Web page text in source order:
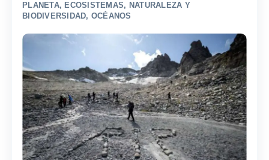
PLANETA, ECOSISTEMAS, NATURALEZA Y
BIODIVERSIDAD, OCÉANOS